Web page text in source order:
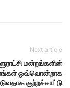
Next article
மன்றங்களின்
ஒவ்வொன்றாக
குற்றச்சாட்டு